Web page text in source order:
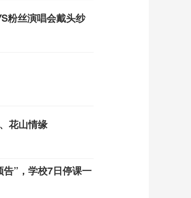
粉丝演唱会戴头纱
花山情缘
”，学校7日停课一